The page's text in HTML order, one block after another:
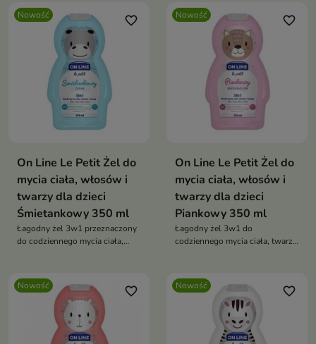
Nowość favorite_border
On Line Le Petit Żel do
mycia ciała, włosów i
twarzy dla dzieci
Śmietankowy 350 ml
Łagodny żel 3w1 przeznaczony
do codziennego mycia ciała,
Nowość favorite_border
On Line Le Petit Żel do
mycia ciała, włosów i
twarzy dla dzieci
Piankowy 350 ml
Łagodny żel 3w1 do
codziennego mycia ciała, twarzy
Nowość favorite_border Nowość favorite_border